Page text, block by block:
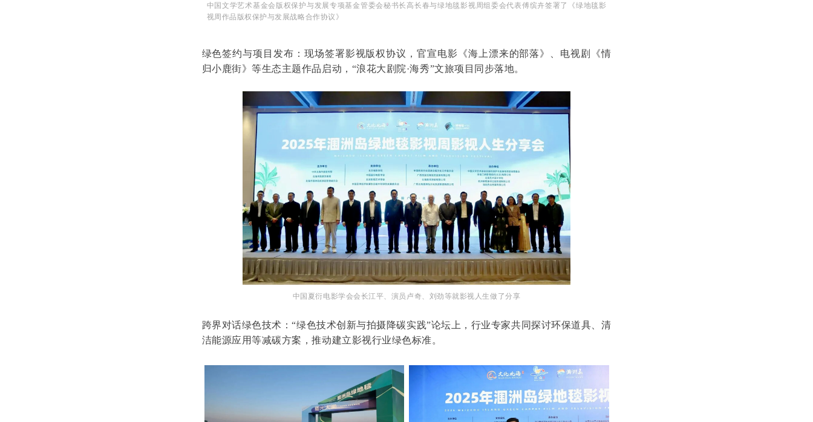
中国文学艺术基金会版权保护与发展专项基金管委会秘书长高长春与绿地毯影视周组委会代表傅缤卉签署了《绿地毯影
视周作品版权保护与发展战略合作协议》
绿色签约与项目发布：现场签署影视版权协议，官宣电影《海上漂来的部落》、电视剧《情
归小鹿街》等生态主题作品启动，“浪花大剧院·海秀”文旅项目同步落地。
中国夏衍电影学会会长江平、演员卢奇、刘劲等就影视人生做了分享
跨界对话绿色技术：“绿色技术创新与拍摄降碳实践”论坛上，行业专家共同探讨环保道具、清
洁能源应用等减碳方案，推动建立影视行业绿色标准。